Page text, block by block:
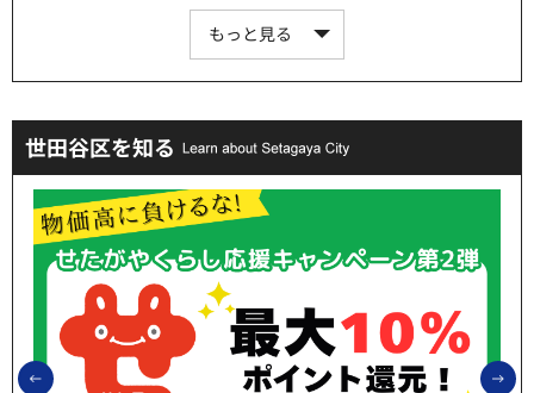
もっと見る
世田谷区を知る
前のスライドを表示